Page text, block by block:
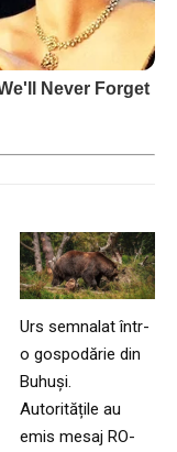
Urs semnalat într-
o gospodărie din
Buhuși.
Autoritățile au
emis mesaj RO-